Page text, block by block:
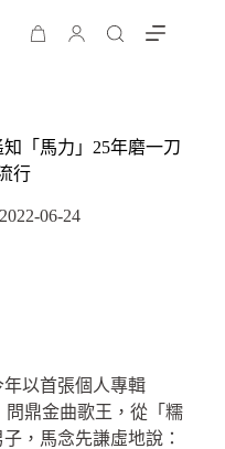
知「馬力」25年磨一刀
行
2022-06-24
以首張個人專輯
問鼎金曲歌王，從「糯
，馬念先謙虛地說：